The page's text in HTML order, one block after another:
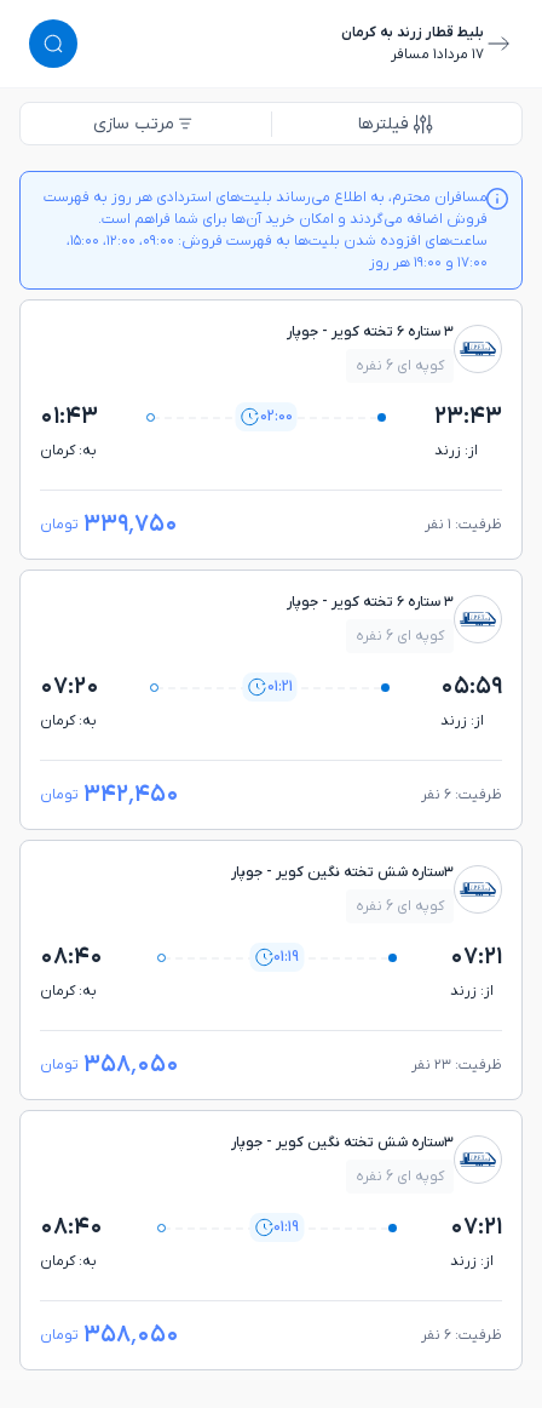
بلیط قطار زرند به کرمان
١٧ مرداد
١ مسافر
فیلترها مرتب سازی
مسافران محترم، به اطلاع می‌رساند بلیت‌های استردادی هر روز به فهرست
فروش اضافه می‌گردند و امکان خرید آن‌ها برای شما فراهم است.
ساعت‌های افزوده شدن بلیت‌ها به فهرست فروش: ۰۹:۰۰، ۱۲:۰۰، ۱۵:۰۰،
۱۷:۰۰ و ۱۹:۰۰ هر روز
۳ ستاره ۶ تخته کویر - جوپار
کوپه ای 6 نفره
۲۳:۴۳
از: زرند
02:00 ۰۱:۴۳
به: كرمان
ظرفیت: ۱ نفر ۳۳۹٬۷۵۰ تومان
۳ ستاره ۶ تخته کویر - جوپار
کوپه ای 6 نفره
۰۵:۵۹
از: زرند
01:21 ۰۷:۲۰
به: كرمان
ظرفیت: ۶ نفر ۳۴۲٬۴۵۰ تومان
۳ستاره شش تخته نگین کویر - جوپار
کوپه ای 6 نفره
۰۷:۲۱
از: زرند
01:19 ۰۸:۴۰
به: كرمان
ظرفیت: ۲۳ نفر ۳۵۸٬۰۵۰ تومان
۳ستاره شش تخته نگین کویر - جوپار
کوپه ای 6 نفره
۰۷:۲۱
از: زرند
01:19 ۰۸:۴۰
به: كرمان
ظرفیت: ۶ نفر ۳۵۸٬۰۵۰ تومان